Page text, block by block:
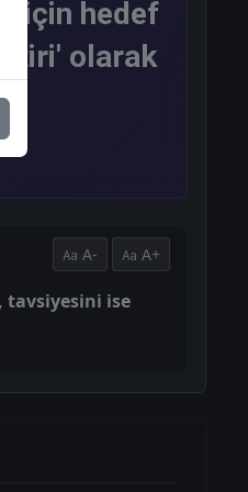
için hedef
olarak
A- A+
tavsiyesini ise